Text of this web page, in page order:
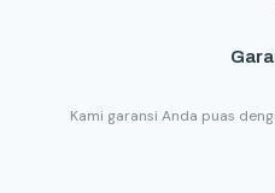
Kami garansi Anda puas